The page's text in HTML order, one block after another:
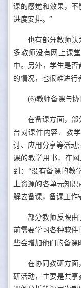
课的感觉和效果，
进度安排。”
也有部分教师认
多教师没有网上课
中。另外，学生是
的情况，也很难进行
(6)教师备课与
在备课方面，部
台对课件内容、教
讨、应用分享等活动
课的教学用书，在
到：“没有备课的教
上资源的各单元知
解去备课，备课工作
部分教师反映由
前需要学习各种软
些会增加他们的备课
在协同教研方面
研活动，主要是共享